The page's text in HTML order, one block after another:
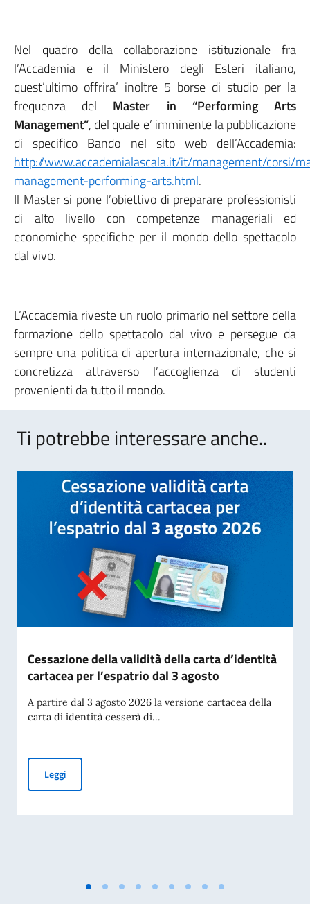
Nel quadro della collaborazione istituzionale fra
l’Accademia e il Ministero degli Esteri italiano,
quest’ultimo offrira’ inoltre 5 borse di studio per la
frequenza del Master in “Performing Arts
Management”, del quale e’ imminente la pubblicazione
di specifico Bando nel sito web dell’Accademia:
http://www.accademialascala.it/it/management/corsi/
management-performing-arts.html.
Il Master si pone l’obiettivo di preparare professionisti
di alto livello con competenze manageriali ed
economiche specifiche per il mondo dello spettacolo
dal vivo.
L’Accademia riveste un ruolo primario nel settore della
formazione dello spettacolo dal vivo e persegue da
sempre una politica di apertura internazionale, che si
concretizza attraverso l’accoglienza di studenti
provenienti da tutto il mondo.
Ti potrebbe interessare anche..
Cessazione della validità della carta d’identità
cartacea per l’espatrio dal 3 agosto
A partire dal 3 agosto 2026 la versione cartacea della
carta di identità cesserà di...
LeggiCessazione della validità della carta d’identità cartacea